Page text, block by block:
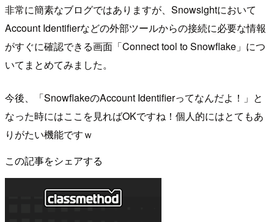
非常に簡素なブログではありますが、Snowsightにおいて
Account Identifierなどの外部ツールからの接続に必要な情報
がすぐに確認できる画面「Connect tool to Snowflake」につ
いてまとめてみました。
今後、「SnowflakeのAccount Identifierってなんだよ！」と
なった時にはここを見ればOKですね！個人的にはとてもあ
りがたい機能ですｗ
この記事をシェアする